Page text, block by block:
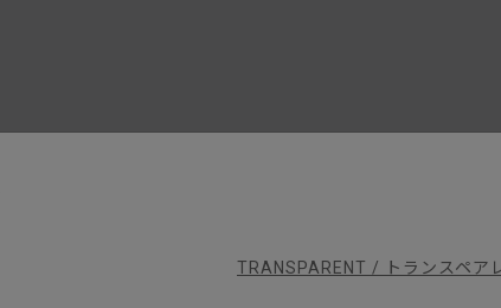
TRANSPARENT / トランスペア